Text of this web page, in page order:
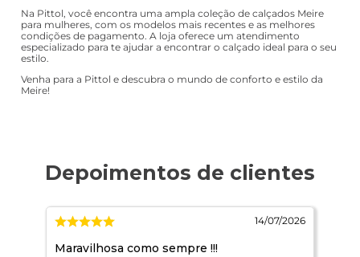
Na Pittol, você encontra uma ampla coleção de calçados Meire
para mulheres, com os modelos mais recentes e as melhores
condições de pagamento. A loja oferece um atendimento
especializado para te ajudar a encontrar o calçado ideal para o seu
estilo.
Venha para a Pittol e descubra o mundo de conforto e estilo da
Meire!
14/07/2026
Maravilhosa como sempre !!!